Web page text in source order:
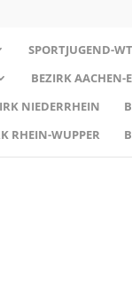
SPORTJUGEND-
BEZIRK AACHEN-
NIEDERRHEIN
RHEIN-WUPPER